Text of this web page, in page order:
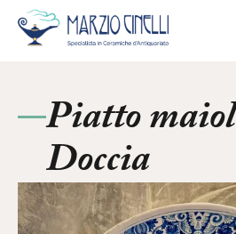
Piatto
Doccia